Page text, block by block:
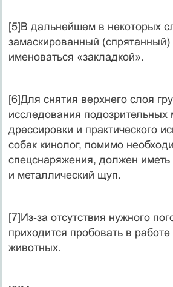
[5]В дальнейшем в некоторых
замаскированный (спрятанный)
именоваться «закладкой».
[6]Для снятия верхнего слоя
исследования подозрительных
дрессировки и практического
собак кинолог, помимо
спецснаряжения, должен
и металлический щуп.
[7]Из‑за отсутствия нужного
приходится пробовать в работе
животных.